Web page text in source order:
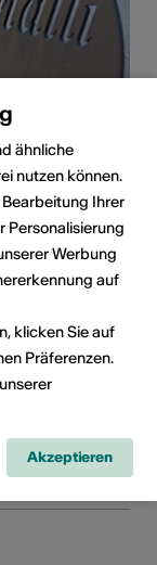
Jazz-Chälli
ähnliche
nutzen können.
Ihrer
Personalisierung
Werbung
auf
klicken Sie auf
Präferenzen.
Akzeptieren